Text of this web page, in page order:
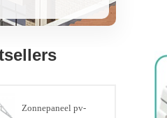
Zonnepaneel pv-